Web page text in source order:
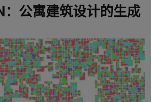
公寓建筑设计的生成